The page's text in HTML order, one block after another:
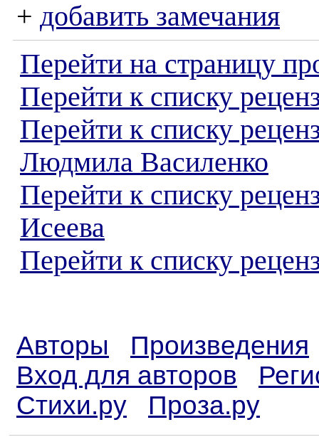
+ добавить замечания
Перейти на страницу
Перейти к списку
Перейти к списку
Людмила Василенко
Перейти к списку
Исеева
Перейти к списку
Авторы
Произведения
Вход для авторов
Стихи.ру
Проза.ру